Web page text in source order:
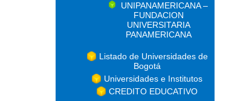
UNIPANAMERICANA –
FUNDACION
UNIVERSITARIA
PANAMERICANA
Listado de Universidades de
Bogotá
Universidades e Institutos
CREDITO EDUCATIVO